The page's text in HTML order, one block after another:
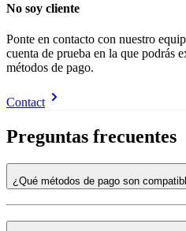
No soy cliente
Ponte en contacto con nuestro
cuenta de prueba en la que podrás
métodos de pago.
Contact
Preguntas frecuentes
¿Qué métodos de pago son